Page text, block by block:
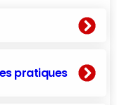
pratiques